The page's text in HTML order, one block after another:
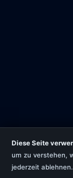
Diese Seite
um zu verstehen,
jederzeit ablehnen.